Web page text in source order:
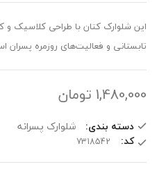
این شلوارک کتان با طراحی کلاسیک و
تابستانی و فعالیت‌های روزمره پسران
1,480,000 تومان
دسته بندی: شلوارک پسرانه
کد: